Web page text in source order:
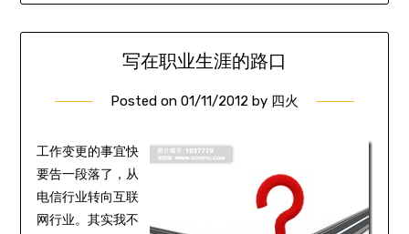
写在职业生涯的路口
Posted on 01/11/2012 by 四火
工作变更的事宜快
要告一段落了，从
电信行业转向互联
网行业。其实我不